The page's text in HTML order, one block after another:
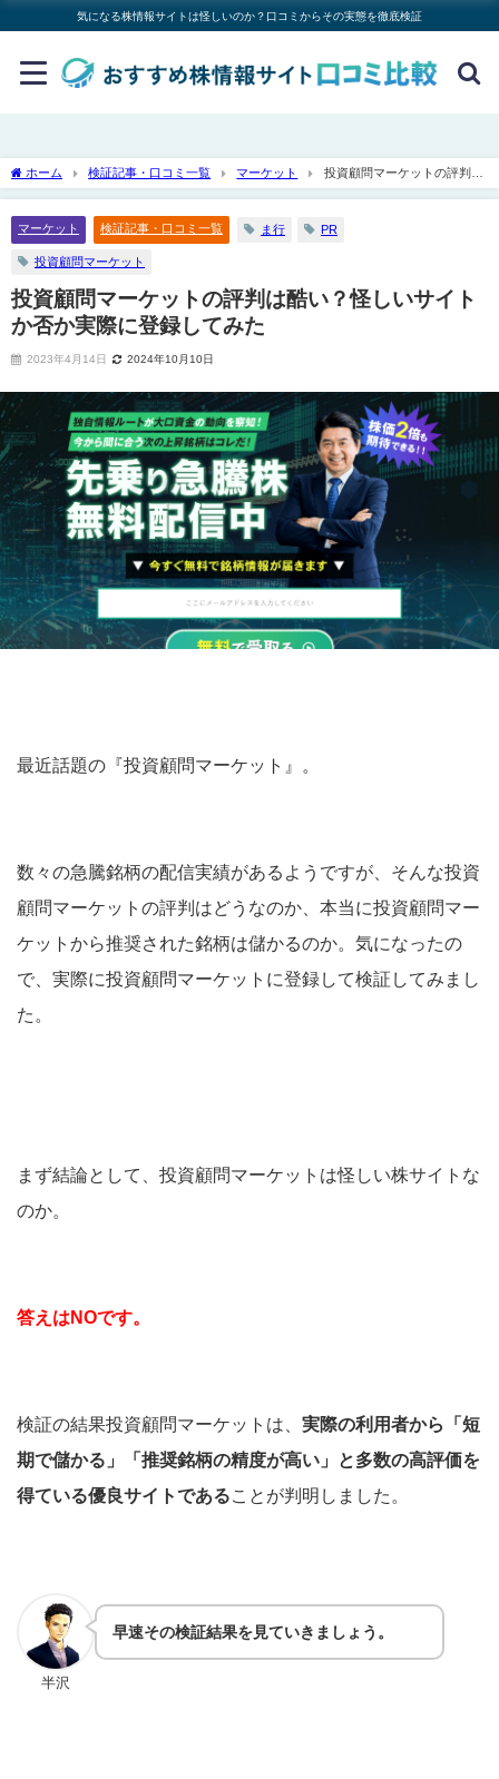
気になる株情報サイトは怪しいのか？口コミからその実態を徹底検証
ホーム 検証記事・口コミ一覧 マーケット
投資顧問マーケットの評判は
酷い？怪しいサイトか否か実際に登録してみた
マーケット 検証記事・口コミ一覧 ま行 PR
投資顧問マーケット
投資顧問マーケットの評判は酷い？怪しいサイト
か否か実際に登録してみた
2023年4月14日 2024年10月10日
最近話題の『投資顧問マーケット』。
数々の急騰銘柄の配信実績があるようですが、そんな投資
顧問マーケットの評判はどうなのか、本当に投資顧問マー
ケットから推奨された銘柄は儲かるのか。気になったの
で、実際に投資顧問マーケットに登録して検証してみまし
た。
まず結論として、投資顧問マーケットは怪しい株サイトな
のか。
答えはNOです。
検証の結果投資顧問マーケットは、 実際の利用者から「短
期で儲かる」「推奨銘柄の精度が高い」と多数の高評価を
得ている優良サイトである ことが判明しました。
半沢
早速その検証結果を見ていきましょう。